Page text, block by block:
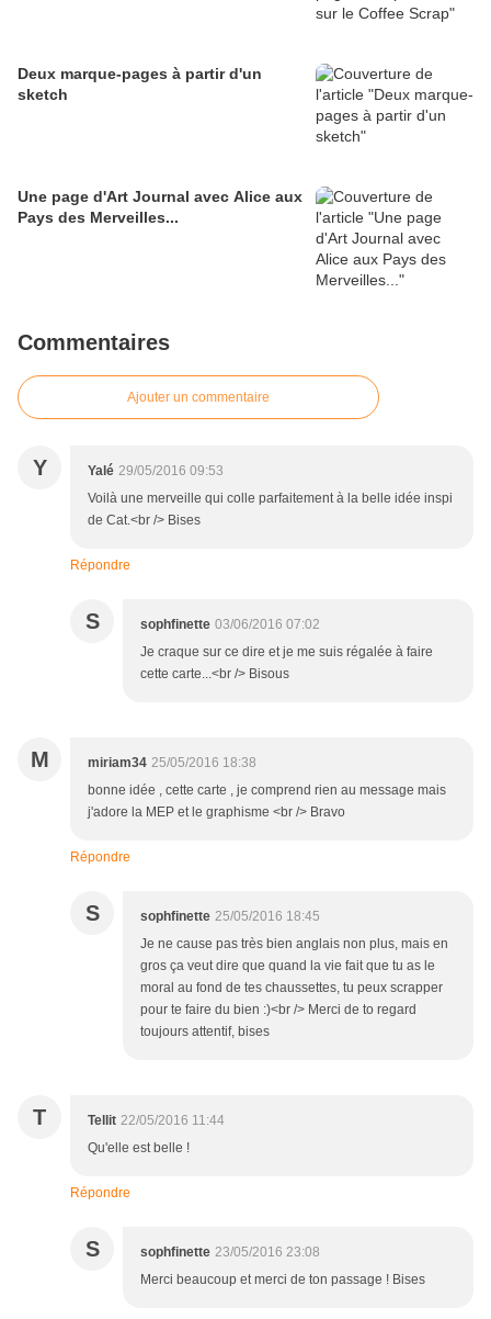
Deux marque-pages à partir d'un
sketch
Une page d'Art Journal avec Alice aux
Pays des Merveilles...
Commentaires
Ajouter un commentaire
Y Yalé 29/05/2016 09:53
Voilà une merveille qui colle parfaitement à la belle idée inspi
de Cat.<br /> Bises
Répondre
S sophfinette 03/06/2016 07:02
Je craque sur ce dire et je me suis régalée à faire
cette carte...<br /> Bisous
M miriam34 25/05/2016 18:38
bonne idée , cette carte , je comprend rien au message mais
j'adore la MEP et le graphisme <br /> Bravo
Répondre
S sophfinette 25/05/2016 18:45
Je ne cause pas très bien anglais non plus, mais en
gros ça veut dire que quand la vie fait que tu as le
moral au fond de tes chaussettes, tu peux scrapper
pour te faire du bien :)<br /> Merci de to regard
toujours attentif, bises
T Tellit 22/05/2016 11:44
Qu'elle est belle !
Répondre
S sophfinette 23/05/2016 23:08
Merci beaucoup et merci de ton passage ! Bises